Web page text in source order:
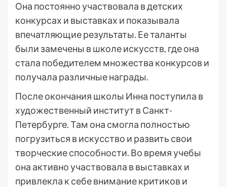
Она постоянно участвовала в детских
конкурсах и выставках и показывала
впечатляющие результаты. Ее таланты
были замечены в школе искусств, где она
стала победителем множества конкурсов и
получала различные награды.
После окончания школы Инна поступила в
художественный институт в Санкт-
Петербурге. Там она смогла полностью
погрузиться в искусство и развить свои
творческие способности. Во время учебы
она активно участвовала в выставках и
привлекла к себе внимание критиков и